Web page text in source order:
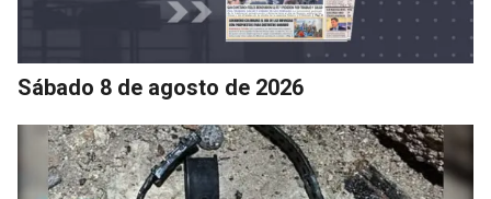
Sábado 8 de agosto de 2026